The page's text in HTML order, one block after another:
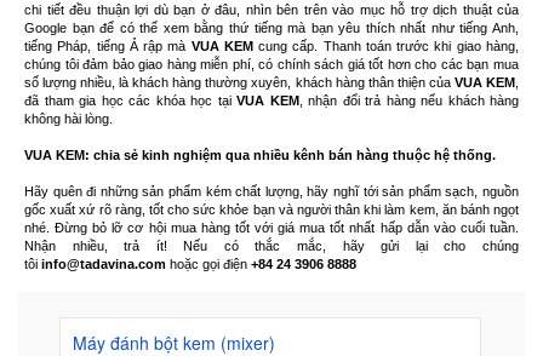
chi tiết đều thuận lợi dù bạn ở đâu, nhìn bên trên vào mục hỗ trợ dịch thuật của
Google bạn để có thể xem bằng thứ tiếng mà bạn yêu thích nhất như tiếng Anh,
tiếng Pháp, tiếng Ả rập mà VUA KEMcung cấp. Thanh toán trước khi giao hàng,
chúng tôi đảm bảo giao hàng miễn phí, có chính sách giá tốt hơn cho các bạn mua
số lượng nhiều, là khách hàng thường xuyên, khách hàng thân thiện của VUA KEM
đã tham gia học các khóa học tại VUA KEM, nhận đổi trả hàng nếu khách hàng
không hài lòng.
VUA KEM: chia sẻ kinh nghiệm qua nhiều kênh bán hàng thuộc hệ thống.
Hãy quên đi những sản phẩm kém chất lượng, hãy nghĩ tới sản phẩm sạch, nguồn
gốc xuất xứ rõ ràng, tốt cho sức khỏe bạn và người thân khi làm kem, ăn bánh ngọt
nhé. Đừng bỏ lỡ cơ hội mua hàng tốt với giá mua tốt nhất hấp dẫn vào cuối tuần.
Nhận nhiều, trả ít! Nếu có thắc mắc, hãy gửi lại cho chúng
tôi info@tadavina.com hoặc gọi điện +84 24 3906 8888
Máy đánh bột kem (mixer)